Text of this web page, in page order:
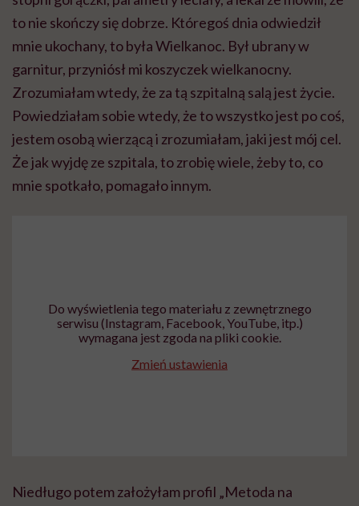
serwisu (Instagram, Facebook, YouTube, itp.)
wymagana jest zgoda na pliki cookie.
Zmień ustawienia
zdrowie”, żeby dać inspirację i informacje osobom
potrzebującym. Żeby mówić, że stomia to nie wyrok,
dzięki stomii można żyć. Że warto szukać i walczyć o
Stomię nazywasz „swoim wymarzonym workiem”.